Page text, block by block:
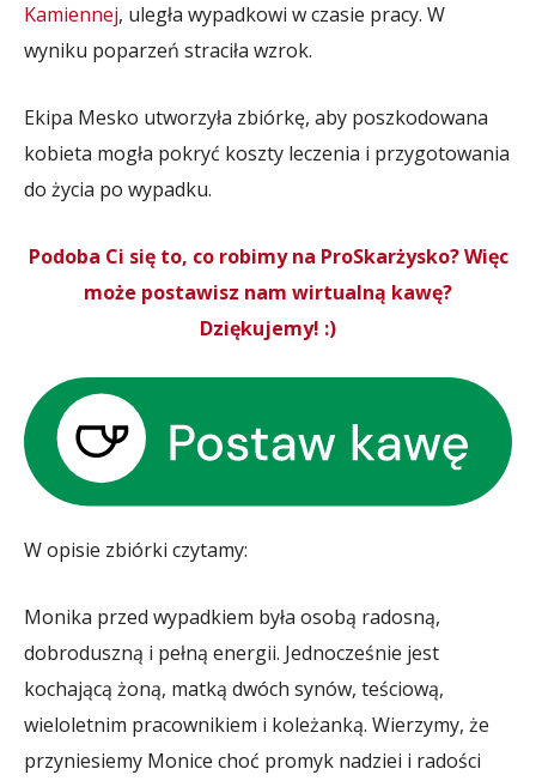
Kamiennej, uległa wypadkowi w czasie pracy. W
wyniku poparzeń straciła wzrok.
Ekipa Mesko utworzyła zbiórkę, aby poszkodowana
kobieta mogła pokryć koszty leczenia i przygotowania
do życia po wypadku.
Podoba Ci się to, co robimy na ProSkarżysko? Więc
może postawisz nam wirtualną kawę?
Dziękujemy! :)
W opisie zbiórki czytamy:
Monika przed wypadkiem była osobą radosną,
dobroduszną i pełną energii. Jednocześnie jest
kochającą żoną, matką dwóch synów, teściową,
wieloletnim pracownikiem i koleżanką. Wierzymy, że
przyniesiemy Monice choć promyk nadziei i radości